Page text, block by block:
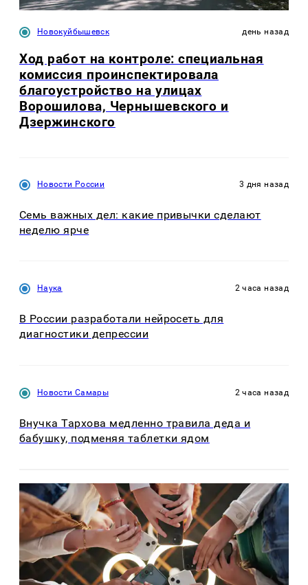
Новокуйбышевск день назад
Ход работ на контроле: специальная
комиссия проинспектировала
благоустройство на улицах
Ворошилова, Чернышевского и
Дзержинского
Новости России 3 дня назад
Семь важных дел: какие привычки сделают
неделю ярче
Наука 2 часа назад
В России разработали нейросеть для
диагностики депрессии
Новости Самары 2 часа назад
Внучка Тархова медленно травила деда и
бабушку, подменяя таблетки ядом